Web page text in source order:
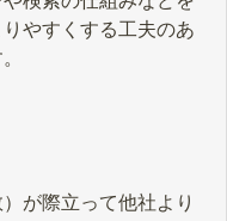
やすくする工夫のあ
が際立って他社より